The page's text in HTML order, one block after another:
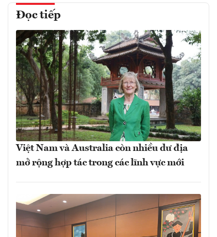
Đọc tiếp
Việt Nam và Australia còn nhiều dư địa
mở rộng hợp tác trong các lĩnh vực mới